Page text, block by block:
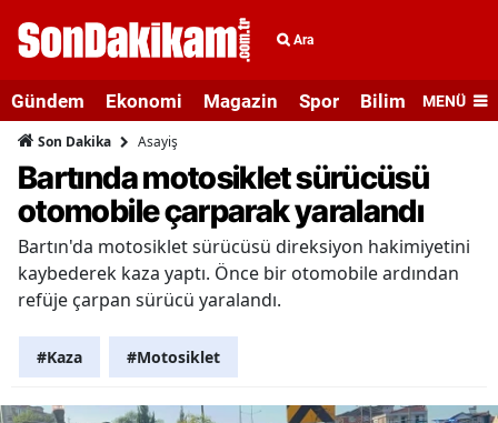
Ara
Gündem Ekonomi Magazin Spor Bilim veMENÜ
Son Dakika Asayiş
Bartında motosiklet sürücüsü
otomobile çarparak yaralandı
Bartın'da motosiklet sürücüsü direksiyon hakimiyetini
kaybederek kaza yaptı. Önce bir otomobile ardından
refüje çarpan sürücü yaralandı.
#Kaza #Motosiklet